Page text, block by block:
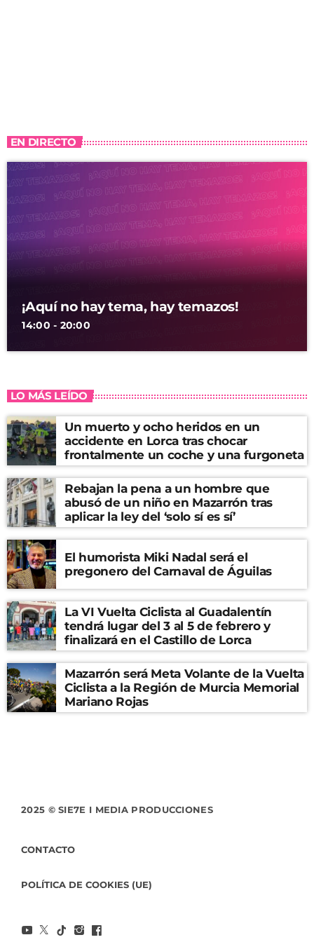
EN DIRECTO
¡Aquí no hay tema, hay temazos!
14:00 - 20:00
LO MÁS LEÍDO
Un muerto y ocho heridos en un
accidente en Lorca tras chocar
frontalmente un coche y una furgoneta
Rebajan la pena a un hombre que
abusó de un niño en Mazarrón tras
aplicar la ley del ‘solo sí es sí’
El humorista Miki Nadal será el
pregonero del Carnaval de Águilas
La VI Vuelta Ciclista al Guadalentín
tendrá lugar del 3 al 5 de febrero y
finalizará en el Castillo de Lorca
Mazarrón será Meta Volante de la Vuelta
Ciclista a la Región de Murcia Memorial
Mariano Rojas
2025 © SIE7E I MEDIA PRODUCCIONES
CONTACTO
POLÍTICA DE COOKIES (UE)